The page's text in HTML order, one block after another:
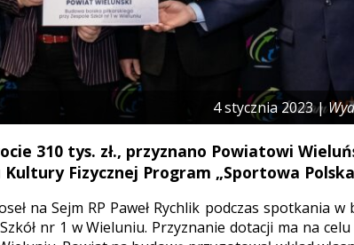
4 stycznia 2023 |
310 tys. zł., przyznano Powiatowi
Fizycznej Program „Sportowa
na Sejm RP Paweł Rychlik podczas spotkania w
nr 1 w Wieluniu. Przyznanie dotacji ma na